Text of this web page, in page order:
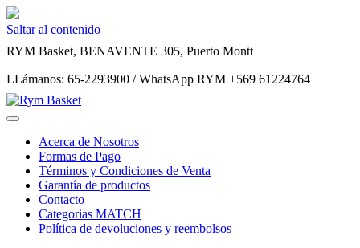
Saltar al contenido
RYM Basket, BENAVENTE 305, Puerto Montt
LLámanos: 65-2293900 / WhatsApp RYM +569 61224764
Acerca de Nosotros
Formas de Pago
Términos y Condiciones de Venta
Garantía de productos
Contacto
Categorias MATCH
Política de devoluciones y reembolsos